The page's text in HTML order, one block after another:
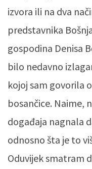
izvora ili na dva
predstavnika
gospodina Denisa
bilo nedavno
kojoj sam govorila
bosančice. Naime,
događaja nagnala
odnosno šta je to
Oduvijek smatram